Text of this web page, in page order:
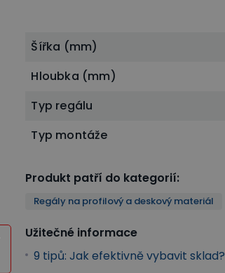
Šířka (mm)
Hloubka (mm)
Typ regálu
Typ montáže
Produkt patří do kategorií:
Regály na profilový a deskový materiál
Užitečné informace
9 tipů: Jak efektivně vybavit sklad?